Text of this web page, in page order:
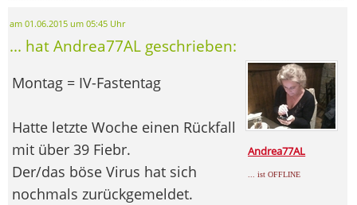
am 01.06.2015 um 05:45 Uhr
... hat Andrea77AL geschrieben:
Andrea77AL
... ist OFFLINE
Montag = IV-Fastentag
Hatte letzte Woche einen Rückfall
mit über 39 Fiebr.
Der/das böse Virus hat sich
nochmals zurückgemeldet.